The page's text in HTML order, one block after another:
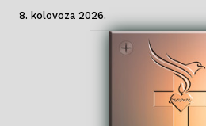
8. kolovoza 2026.